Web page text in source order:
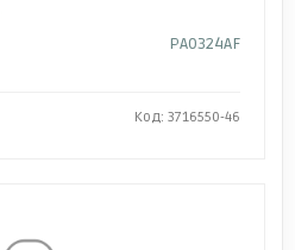
PA0324AF
Код: 3716550-46